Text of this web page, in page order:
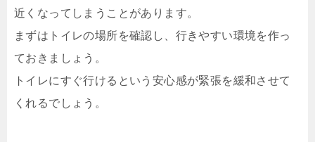
近くなってしまうことがあります。
まずはトイレの場所を確認し、行きやすい環境を作っ
ておきましょう。
トイレにすぐ行けるという安心感が緊張を緩和させて
くれるでしょう。